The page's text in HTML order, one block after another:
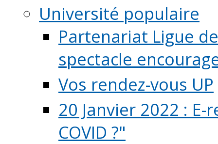
Université populaire
Partenariat Ligue
spectacle
Vos rendez-vous UP
20 Janvier 2022 :
COVID ?"